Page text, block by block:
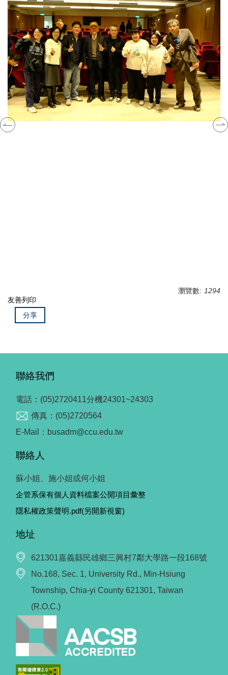
瀏覽數: 1294
友善列印
分享
聯絡我們
電話：(05)2720411分機24301~24303
傳真：(05)2720564
E-Mail：busadm@ccu.edu.tw
聯絡人
蘇小姐、施小姐或何小姐
企管系保有個人資料檔案公開項目彙整
隱私權政策聲明.pdf(另開新視窗)
地址
621301嘉義縣民雄鄉三興村7鄰大學路一段168號
No.168, Sec. 1, University Rd., Min-Hsiung
Township, Chia-yi County 621301, Taiwan
(R.O.C.)